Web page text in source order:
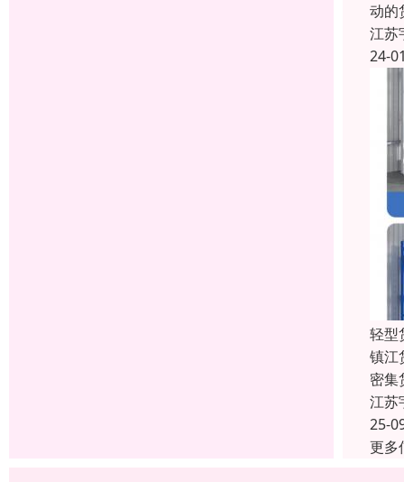
动的
江苏
24-
轻型
镇江
密集
江苏
25-
更多